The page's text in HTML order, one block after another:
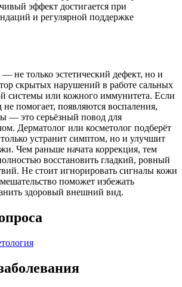
эффект достигается при
и регулярной поддержке
не только эстетический дефект, но и
скрытых нарушений в работе сальных
системы или кожного иммунитета. Если
не помогает, появляются воспаления,
— это серьёзный повод для
Дерматолог или косметолог подберёт
только устранит симптом, но и улучшит
Чем раньше начата коррекция, тем
восстановить гладкий, ровный
Не стоит игнорировать сигналы кожи
поможет избежать
здоровый внешний вид.